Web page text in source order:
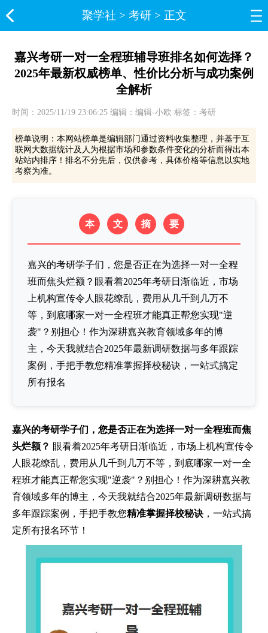
聚学社 > 考研> 正文
嘉兴考研一对一全程班辅导班排名如何选择？
2025年最新权威榜单、性价比分析与成功案例
全解析
时间：2025/11/19 23:06:25 编辑：编辑-小欧 标签：考研
榜单说明：本网站榜单是编辑部门通过资料收集整理，并基于互
联网大数据统计及人为根据市场和参数条件变化的分析而得出本
站站内排序！排名不分先后，仅供参考，具体价格等信息以实地
考察为准。
本 文 摘 要
嘉兴的考研学子们，您是否正在为选择一对一全程
班而焦头烂额？眼看着2025年考研日渐临近，市场
上机构宣传令人眼花缭乱，费用从几千到几万不
等，到底哪家一对一全程班才能真正帮您实现"逆
袭"？别担心！作为深耕嘉兴教育领域多年的博
主，今天我就结合2025年最新调研数据与多年跟踪
案例，手把手教您精准掌握择校秘诀，一站式搞定
所有报名
嘉兴的考研学子们，您是否正在为选择一对一全程班而焦
头烂额？ 眼看着2025年考研日渐临近，市场上机构宣传令
人眼花缭乱，费用从几千到几万不等，到底哪家一对一全
程班才能真正帮您实现"逆袭"？别担心！作为深耕嘉兴教
育领域多年的博主，今天我就结合2025年最新调研数据与
多年跟踪案例，手把手教您精准掌握择校秘诀 ，一站式搞
定所有报名环节！